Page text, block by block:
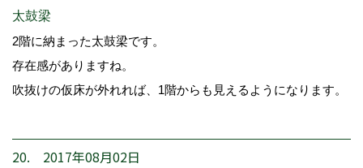
太鼓梁
2階に納まった太鼓梁です。
存在感がありますね。
吹抜けの仮床が外れれば、1階からも見えるようになります。
20. 2017年08月02日